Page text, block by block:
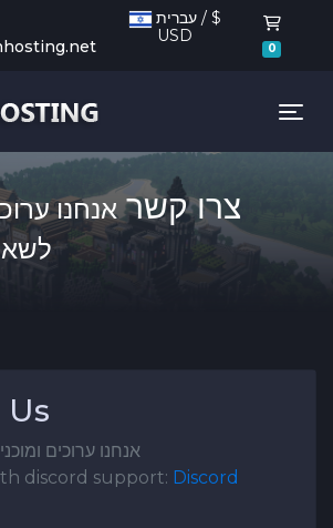
עברית / $
USD
0 קניות
צרו קשראנחנו
אנחנו ערוכים
discord support: Discord